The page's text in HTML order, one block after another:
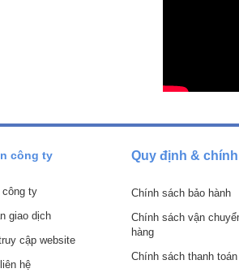
có dây dài để đo ở các
đo nhiệt độ thường có vỏ làm bằng thép
xác cao, sai số nhỏ
công ty
ty
giao dịch
cập website
hệ
Quy định &
Chính sách bảo hành
Chính sách vận
hàng
Chính sách thanh toán